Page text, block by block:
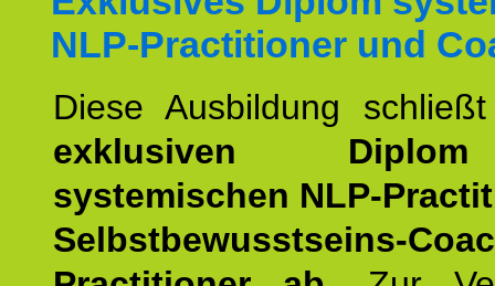
NLP-Practitioner und
Diese Ausbildung
exklusiven
systemischen NLP-
Selbstbewusstseins-